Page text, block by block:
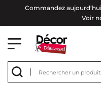
Commandez
Voir